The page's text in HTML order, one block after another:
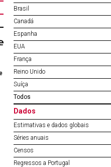
Brasil
Canadá
Espanha
EUA
França
Reino Unido
Suíça
Todos
Dados
Estimativas e dados globais
Séries anuais
Censos
Regressos a Portugal